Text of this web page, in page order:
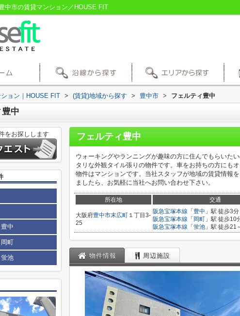
中市の賃貸マンション／HOUSE FIT
ョン｜HOUSE FIT > (賃貸)地域から探す > 豊中市 > フェルティ豊中
中
フェルティ豊中
ウォーキングやランニングが趣味の方に住んでもらいた
タリな外観タイル張りの物件です。車をお持ちの方にも
物件はマンションです。当社スタッフが地域の賃貸情報
ましたら、お気軽に当社へお問い合わせ下さい。
所在地 交通
大阪府豊中市末広町 １丁目3-
25
阪急宝塚本線 「 豊中 」駅 徒歩3分
阪急宝塚本線 「 岡町 」駅 徒歩10
阪急宝塚本線 「 蛍池 」駅 徒歩21
物件情報 周辺施設
をお探しします
中
町
池